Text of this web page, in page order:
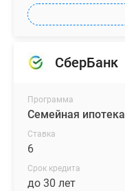
СберБанк
Программа
Семейная ипотека
Ставка
6
Срок кредита
до 30 лет